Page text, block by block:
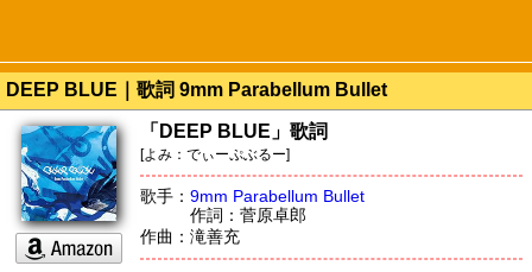
DEEP BLUE｜歌詞 9mm Parabellum Bullet
「DEEP BLUE」歌詞
[よみ：でぃーぷぶるー]
歌手： 9mm Parabellum Bullet
作詞：菅原卓郎
作曲：滝善充